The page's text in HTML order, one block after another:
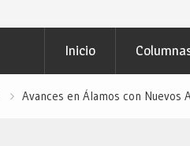
Inicio
Avances en Álamos con Nuevos